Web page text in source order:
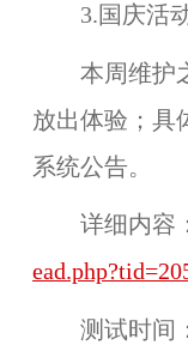
3.国庆活动
本周维护
放出体验；具
系统公告。
详细内容：
测试时间：